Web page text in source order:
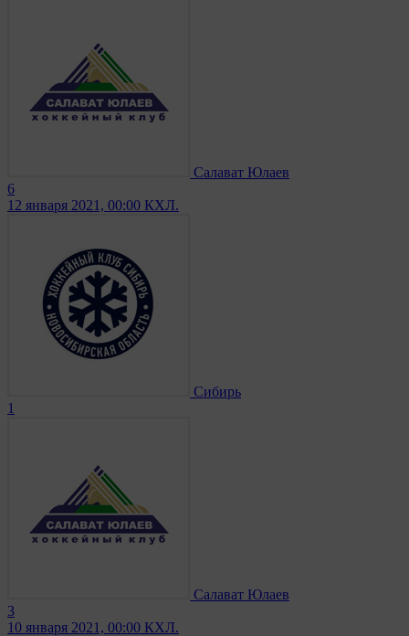
Салават Юлаев
6
12 января 2021, 00:00 КХЛ.
Сибирь
1
Салават Юлаев
3
10 января 2021, 00:00 КХЛ.